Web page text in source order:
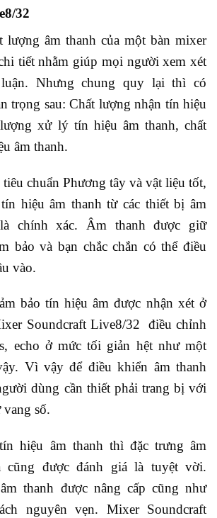
32
lượng âm thanh của một bàn mixer
tiết nhằm giúp mọi người xem xét
Nhưng chung quy lại thì có
trọng sau: Chất lượng nhận tín hiệu
xử lý tín hiệu âm thanh, chất
âm thanh.
chuẩn Phương tây và vật liệu tốt,
hiệu âm thanh từ các thiết bị âm
chính xác. Âm thanh được giữ
bảo và bạn chắc chắn có thể điều
vào.
bảo tín hiệu âm được nhận xét ở
Soundcraft Live8/32 điều chỉnh
echo ở mức tối giản hệt như một
Vì vậy để điều khiển âm thanh
dùng cần thiết phải trang bị với
vang số.
hiệu âm thanh thì đặc trưng âm
cũng được đánh giá là tuyệt vời.
thanh được nâng cấp cũng như
nguyên vẹn. Mixer Soundcraft